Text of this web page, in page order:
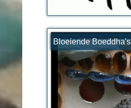
Bloeiende Boeddha's